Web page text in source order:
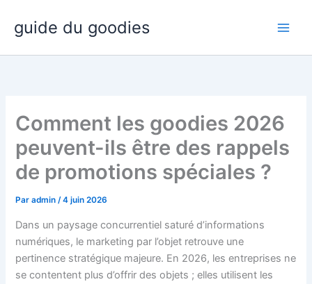
contenu
guide du goodies
Comment les goodies 2026
peuvent-ils être des rappels
de promotions spéciales ?
Paradmin/4 juin 2026
Dans un paysage concurrentiel saturé d’informations
numériques, le marketing par l’objet retrouve une
pertinence stratégique majeure. En 2026, les entreprises ne
se contentent plus d’offrir des objets ; elles utilisent les